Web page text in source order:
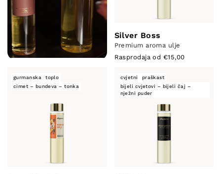
Silver Boss
Premium aroma ulje
Rasprodaja od €15,00
gurmanska
toplo
cimet – bundeva – tonka
cvjetni
praškast
bijeli cvjetovi – bijeli čaj –
nježni puder